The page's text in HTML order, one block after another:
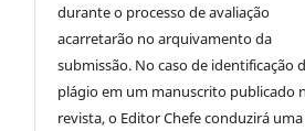
durante o processo de avaliação
acarretarão no arquivamento da
submissão. No caso de identificação
plágio em um manuscrito publicado
revista, o Editor Chefe conduzirá uma